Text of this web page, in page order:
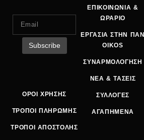
ΟΡΟΙ ΧΡΗΣΗΣ
ΤΡΟΠΟΙ ΠΛΗΡΩΜΗΣ
ΤΡΟΠΟΙ ΑΠΟΣΤΟΛΗΣ
ΕΠΙΚΟΙΝΩΝΙΑ &
ΩΡΑΡΙΟ
ΕΡΓΑΣΙΑ ΣΤΗΝ ΠΑΝ
OIKOS
ΣΥΝΑΡΜΟΛΟΓΗΣΗ
ΝΕΑ & ΤΑΣΕΙΣ
ΣΥΛΛΟΓΕΣ
ΑΓΑΠΗΜΕΝΑ